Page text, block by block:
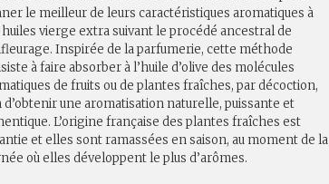
le meilleur de leurs caractéristiques aromatiques à
huiles vierge extra suivant le procédé ancestral de
Inspirée de la parfumerie, cette méthode
à faire absorber à l’huile d’olive des molécules
de fruits ou de plantes fraîches, par décoction,
d’obtenir une aromatisation naturelle, puissante et
L’origine française des plantes fraîches est
et elles sont ramassées en saison, au moment de la
où elles développent le plus d’arômes.